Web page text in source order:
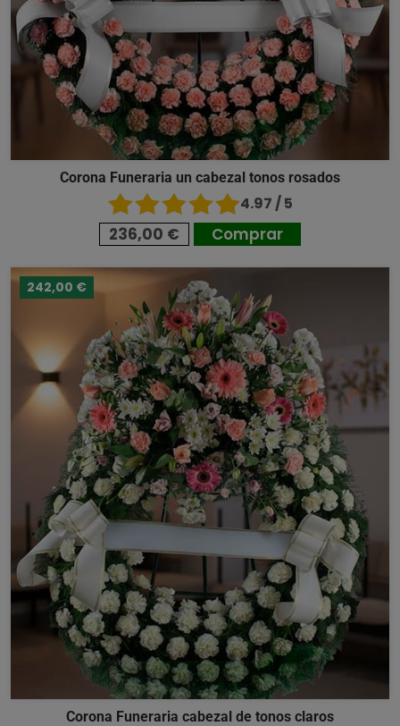
Corona Funeraria un cabezal tonos rosados
4.97 / 5
236,00 € Comprar
242,00 €
Corona Funeraria cabezal de tonos claros